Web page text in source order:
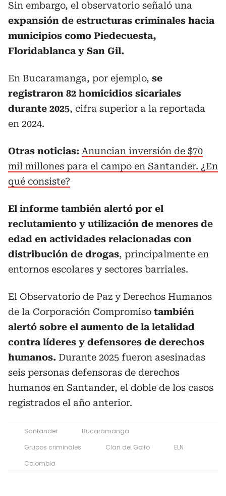
Sin embargo, el observatorio señaló una
expansión de estructuras criminales hacia
municipios como Piedecuesta,
Floridablanca y San Gil.
En Bucaramanga, por ejemplo, se
registraron 82 homicidios sicariales
durante 2025, cifra superior a la reportada
en 2024.
Otras noticias: Anuncian inversión de $70
mil millones para el campo en Santander. ¿En
qué consiste?
El informe también alertó por el
reclutamiento y utilización de menores de
edad en actividades relacionadas con
distribución de drogas, principalmente en
entornos escolares y sectores barriales.
El Observatorio de Paz y Derechos Humanos
de la Corporación Compromiso también
alertó sobre el aumento de la letalidad
contra líderes y defensores de derechos
humanos. Durante 2025 fueron asesinadas
seis personas defensoras de derechos
humanos en Santander, el doble de los casos
registrados el año anterior.
Santander
Bucaramanga
Grupos criminales
Clan del Golfo
ELN
Colombia